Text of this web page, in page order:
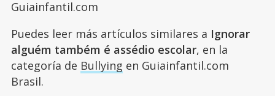
Guiainfantil.com
Puedes leer más artículos similares a Ignorar
alguém também é assédio escolar, en la
categoría de Bullying en Guiainfantil.com
Brasil.